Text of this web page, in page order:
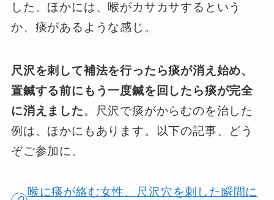
した。ほかには、喉がカサカサするという
か、痰があるような感じ。
尺沢を刺して補法を行ったら痰が消え始め、
置鍼する前にもう一度鍼を回したら痰が完全
に消えました。尺沢で痰がからむのを治した
例は、ほかにもあります。以下の記事、どう
ぞご参加に。
喉に痰が絡む女性、尺沢穴を刺した瞬間に